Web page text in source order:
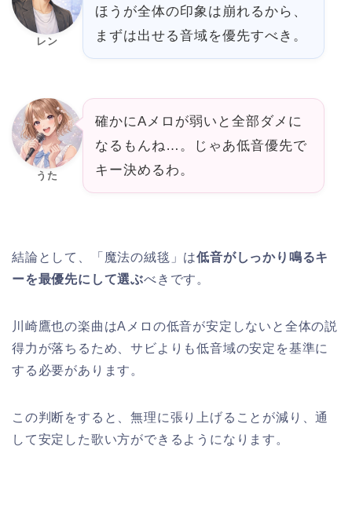
レン
ほうが全体の印象は崩れるから、
まずは出せる音域を優先すべき。
うた
確かにAメロが弱いと全部ダメに
なるもんね…。じゃあ低音優先で
キー決めるわ。
結論として、「魔法の絨毯」は低音がしっかり鳴るキ
ーを最優先にして選ぶべきです。
川崎鷹也の楽曲はAメロの低音が安定しないと全体の説
得力が落ちるため、サビよりも低音域の安定を基準に
する必要があります。
この判断をすると、無理に張り上げることが減り、通
して安定した歌い方ができるようになります。